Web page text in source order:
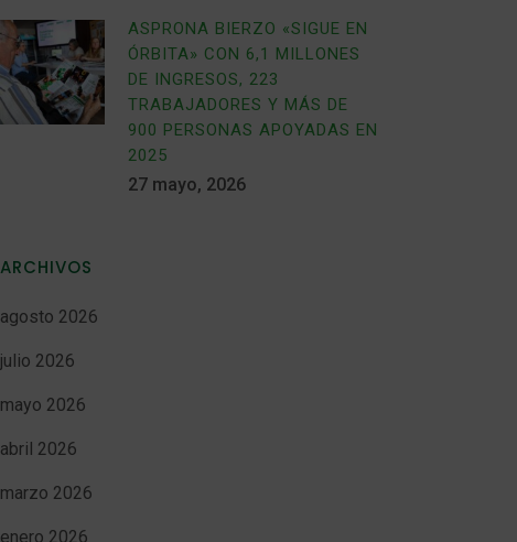
ASPRONA BIERZO «SIGUE EN
ÓRBITA» CON 6,1 MILLONES
DE INGRESOS, 223
TRABAJADORES Y MÁS DE
900 PERSONAS APOYADAS EN
2025
27 mayo, 2026
ARCHIVOS
agosto 2026
julio 2026
mayo 2026
abril 2026
marzo 2026
enero 2026